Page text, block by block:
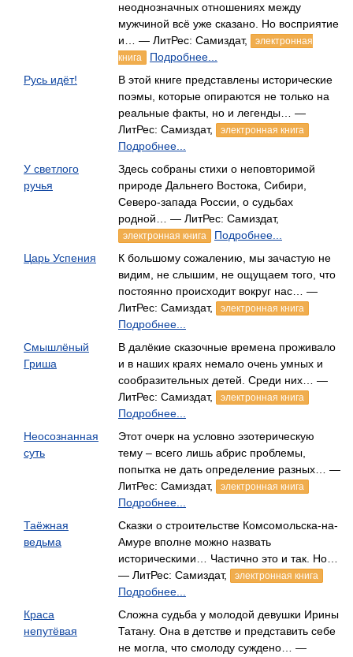
неоднозначных отношениях между
мужчиной всё уже сказано. Но восприятие
и… — ЛитРес: Самиздат,
электронная
книга
Подробнее...
Русь идёт!
В этой книге представлены исторические
поэмы, которые опираются не только на
реальные факты, но и легенды… —
ЛитРес: Самиздат,
электронная книга
Подробнее...
У светлого
ручья
Здесь собраны стихи о неповторимой
природе Дальнего Востока, Сибири,
Северо-запада России, о судьбах
родной… — ЛитРес: Самиздат,
электронная книга
Подробнее...
Царь Успения
К большому сожалению, мы зачастую не
видим, не слышим, не ощущаем того, что
постоянно происходит вокруг нас… —
ЛитРес: Самиздат,
электронная книга
Подробнее...
Смышлёный
Гриша
В далёкие сказочные времена проживало
и в наших краях немало очень умных и
сообразительных детей. Среди них… —
ЛитРес: Самиздат,
электронная книга
Подробнее...
Неосознанная
суть
Этот очерк на условно эзотерическую
тему – всего лишь абрис проблемы,
попытка не дать определение разных… —
ЛитРес: Самиздат,
электронная книга
Подробнее...
Таёжная
ведьма
Сказки о строительстве Комсомольска-на-
Амуре вполне можно назвать
историческими… Частично это и так. Но…
— ЛитРес: Самиздат,
электронная книга
Подробнее...
Краса
непутёвая
Сложна судьба у молодой девушки Ирины
Татану. Она в детстве и представить себе
не могла, что смолоду суждено… —